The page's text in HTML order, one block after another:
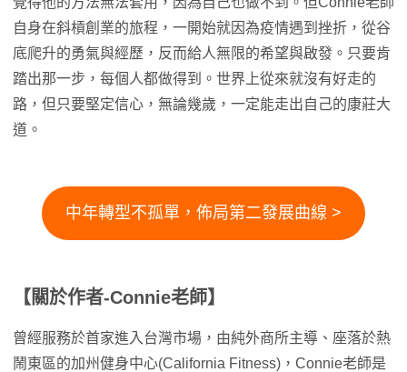
自身在斜槓創業的旅程，一開始就因為疫情遇到挫折，從谷
底爬升的勇氣與經歷，反而給人無限的希望與啟發。只要肯
踏出那一步，每個人都做得到。世界上從來就沒有好走的
路，但只要堅定信心，無論幾歲，一定能走出自己的康莊大
道。
中年轉型不孤單，佈局第二發展曲線 >
【關於作者-Connie老師】
曾經服務於首家進入台灣市場，由純外商所主導、座落於熱
鬧東區的加州健身中心(California Fitness)，Connie老師是